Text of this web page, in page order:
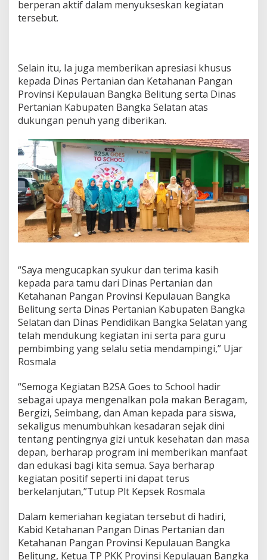
berperan aktif dalam menyukseskan kegiatan
tersebut.
Selain itu, Ia juga memberikan apresiasi khusus
kepada Dinas Pertanian dan Ketahanan Pangan
Provinsi Kepulauan Bangka Belitung serta Dinas
Pertanian Kabupaten Bangka Selatan atas
dukungan penuh yang diberikan.
“Saya mengucapkan syukur dan terima kasih
kepada para tamu dari Dinas Pertanian dan
Ketahanan Pangan Provinsi Kepulauan Bangka
Belitung serta Dinas Pertanian Kabupaten Bangka
Selatan dan Dinas Pendidikan Bangka Selatan yang
telah mendukung kegiatan ini serta para guru
pembimbing yang selalu setia mendampingi,” Ujar
Rosmala
“Semoga Kegiatan B2SA Goes to School hadir
sebagai upaya mengenalkan pola makan Beragam,
Bergizi, Seimbang, dan Aman kepada para siswa,
sekaligus menumbuhkan kesadaran sejak dini
tentang pentingnya gizi untuk kesehatan dan masa
depan, berharap program ini memberikan manfaat
dan edukasi bagi kita semua. Saya berharap
kegiatan positif seperti ini dapat terus
berkelanjutan,”Tutup Plt Kepsek Rosmala
Dalam kemeriahan kegiatan tersebut di hadiri,
Kabid Ketahanan Pangan Dinas Pertanian dan
Ketahanan Pangan Provinsi Kepulauan Bangka
Belitung, Ketua TP PKK Provinsi Kepulauan Bangka